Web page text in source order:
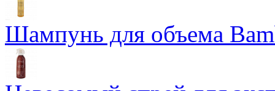
Шампунь для объема